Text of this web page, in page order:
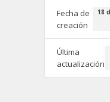
Fecha de
creación
18
Última
actualización